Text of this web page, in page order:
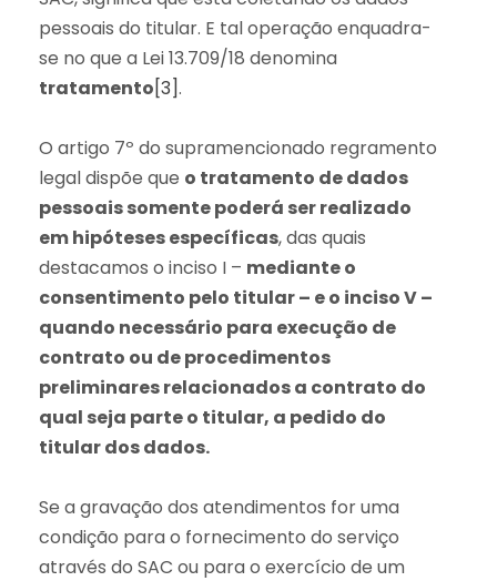
pessoais do titular. E tal operação enquadra-
se no que a Lei 13.709/18 denomina
tratamento[3].
O artigo 7º do supramencionado regramento
legal dispõe que o tratamento de dados
pessoais somente poderá ser realizado
em hipóteses específicas, das quais
destacamos o inciso I – mediante o
consentimento pelo titular – e o inciso V –
quando necessário para execução de
contrato ou de procedimentos
preliminares relacionados a contrato do
qual seja parte o titular, a pedido do
titular dos dados.
Se a gravação dos atendimentos for uma
condição para o fornecimento do serviço
através do SAC ou para o exercício de um